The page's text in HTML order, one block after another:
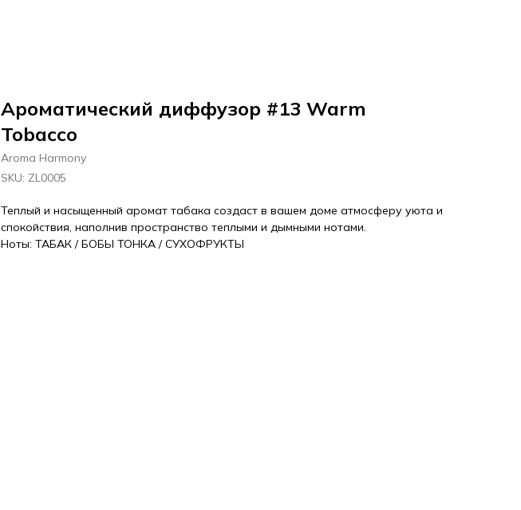
Ароматический диффузор #13 Warm
Tobacco
Aroma Harmony
SKU: ZL0005
Теплый и насыщенный аромат табака создаст в вашем доме атмосферу уюта и
спокойствия, наполнив пространство теплыми и дымными нотами.
Ноты: ТАБАК / БОБЫ ТОНКА / СУХОФРУКТЫ